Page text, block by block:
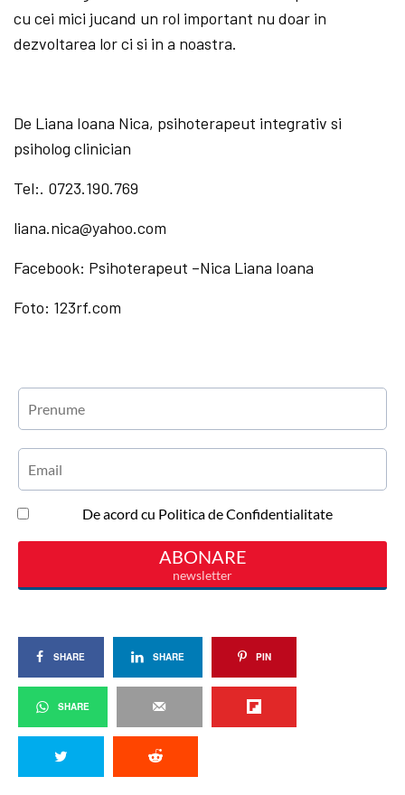
cu cei mici jucand un rol important nu doar in
dezvoltarea lor ci si in a noastra.
De Liana Ioana Nica, psihoterapeut integrativ si
psiholog clinician
Tel:. 0723.190.769
liana.nica@yahoo.com
Facebook: Psihoterapeut –Nica Liana Ioana
Foto: 123rf.com
SHARE SHARE PIN
SHARE